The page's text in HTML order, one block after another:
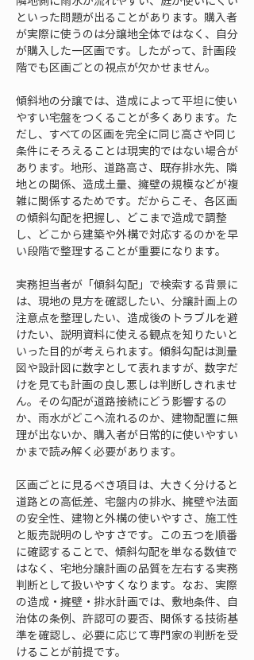
といった問題が出ることがあります。購入者
が実際に使うのは分譲地全体ではなく、自分
が購入した一区画です。したがって、計画段
階でも区画ごとの視点が欠かせません。
傾斜地の分譲では、造成によって平坦に使い
やすい宅盤をつくることが多くあります。た
だし、すべての区画を完全に同じ高さや同じ
条件にそろえることは現実的ではない場合が
あります。地形、道路高さ、既存排水先、隣
地との関係、造成土量、擁壁の規模などが複
雑に関係するためです。だからこそ、各区画
の傾斜勾配を把握し、どこまで造成で調整
し、どこから建築や外構で対応するのかを早
い段階で整理することが重要になります。
実務担当者が「傾斜勾配」で検索する背景に
は、現地の見方を確認したい、分譲計画上の
注意点を整理したい、造成後のトラブルを避
けたい、説明資料に使える観点を知りたいと
いった目的が考えられます。傾斜勾配は測量
図や設計図に数字として表れますが、数字だ
けを見ても計画の良し悪しは判断しきれませ
ん。その勾配が道路接続にどう影響するの
か、雨水がどこへ流れるのか、建物配置に無
理が出ないか、購入者が日常的に使いやすい
かまで読み解く必要があります。
区画ごとに見るべき項目は、大きく分けると
道路との高低差、宅盤内の排水、擁壁や法面
の安全性、建物と外構の使いやすさ、施工性
と販売説明のしやすさです。この五つを順番
に確認することで、傾斜勾配を単なる数値で
はなく、宅地分譲計画の品質を左右する実務
判断として扱いやすくなります。なお、実際
の造成・擁壁・排水計画では、敷地条件、自
治体の条例、許認可の要否、関係する技術基
準を確認し、必要に応じて専門家の判断を受
けることが前提です。